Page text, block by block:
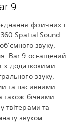
9
фізичних і
360 Spatial Sound
звуку,
Bar 9 оснащений
з додатковими
звуку,
та пасивними
також бічними
твітерами та
звуком.